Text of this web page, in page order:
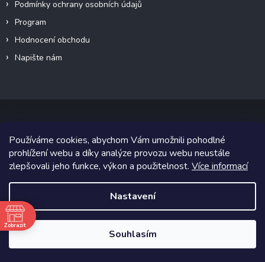
Používáme cookies, abychom Vám umožnili pohodlné
prohlížení webu a díky analýze provozu webu neustále
zlepšovali jeho funkce, výkon a použitelnost. Více informací
Nastavení
Souhlasím
Podmínky ochrany osobních údajů
Program
Hodnocení obchodu
Napište nám
Copyright 2026Canalogy.cz. Všechna práva vyhrazena.
Grafický návrh vytvořil a na Shoptet implementoval Tomáš Hlad
Shoptetak.cz.
Zobrazit